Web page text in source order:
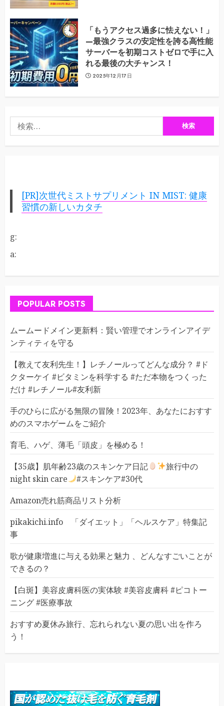
「もうアクセス過多に怯えない！」
—最強クラスの安定性を誇る高性能
サーバーを初期コストゼロで手に入
れる最後の大チャンス！
2025年12月17日
索:
[PR]次世代ミストサプリメント IN MIST: 健康
習慣の新しいカタチ
g:
a:
POPULAR POSTS
ムームードメイン更新料：賢い管理でオンラインアイデ
ンティティを守る
【教えて友利先生！】レチノールってどんな成分？ #ド
クターケイ #ビタミンを科学する #ただ本物をつくった
だけ #レチノール#友利新
手のひらに広がる無限の冒険！2023年、あなたにおすす
めのスマホゲームをご紹介
育毛、ハゲ、薄毛「頭皮」を極める！
【35歳】肌年齢23歳のスキンケア日記
旅行中の
night skin care
#スキンケア#30代
Amazon売れ筋商品リスト分析
pikakichi.info 「ダイエット」「ヘルスケア」特集記
事
歌が健康増進に与える効果と魅力 、どんなすごいことが
できるの？
【白斑】美容皮膚科医の実体験 #美容皮膚科 #ピコトー
ニング #医療事故
おすすめ夏休み旅行、忘れられない夏の思い出を作ろ
う！